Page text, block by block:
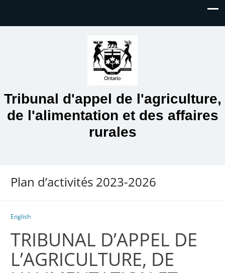
Tribunal d'appel de l'agriculture,
de l'alimentation et des affaires
rurales
Plan d’activités 2023-2026
English
TRIBUNAL D’APPEL DE
L’AGRICULTURE, DE